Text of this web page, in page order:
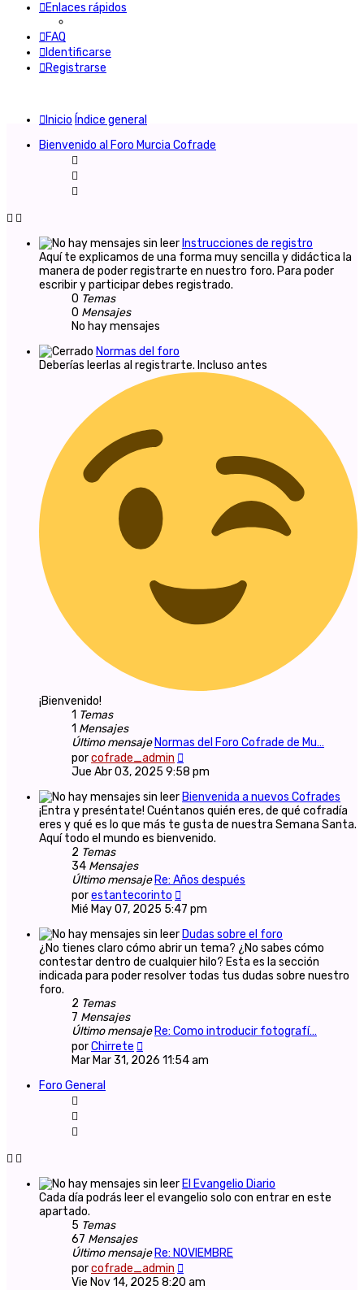
Enlaces rápidos
FAQ
Identificarse
Registrarse
Inicio Índice general
Bienvenido al Foro Murcia Cofrade
Instrucciones de registro
Aquí te explicamos de una forma muy sencilla y didáctica la
manera de poder registrarte en nuestro foro. Para poder
escribir y participar debes registrado.
0 Temas
0 Mensajes
No hay mensajes
Normas del foro
Deberías leerlas al registrarte. Incluso antes
¡Bienvenido!
1 Temas
1 Mensajes
Último mensaje Normas del Foro Cofrade de Mu…
porcofrade_admin
último
Jue Abr 03, 2025 9:58 pm
Bienvenida a nuevos Cofrades
¡Entra y preséntate! Cuéntanos quién eres, de qué cofradía
eres y qué es lo que más te gusta de nuestra Semana Santa.
Aquí todo el mundo es bienvenido.
2 Temas
34 Mensajes
Último mensaje Re: Años después
porestantecorinto
último
Mié May 07, 2025 5:47 pm
Dudas sobre el foro
¿No tienes claro cómo abrir un tema? ¿No sabes cómo
contestar dentro de cualquier hilo? Esta es la sección
indicada para poder resolver todas tus dudas sobre nuestro
foro.
2 Temas
7 Mensajes
Último mensaje Re: Como introducir fotografí…
porChirrete
último
Mar Mar 31, 2026 11:54 am
Foro General
El Evangelio Diario
Cada día podrás leer el evangelio solo con entrar en este
apartado.
5 Temas
67 Mensajes
Último mensaje Re: NOVIEMBRE
porcofrade_admin
último
Vie Nov 14, 2025 8:20 am